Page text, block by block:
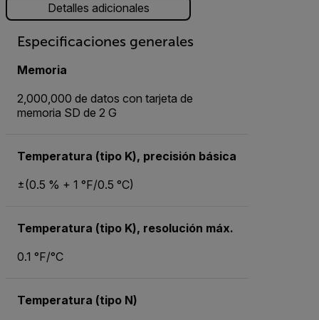
Detalles adicionales
Especificaciones generales
Memoria
2,000,000 de datos con tarjeta de
memoria SD de 2 G
Temperatura (tipo K), precisión básica
±(0.5 % + 1 °F/0.5 °C)
Temperatura (tipo K), resolución máx.
0.1 °F/°C
Temperatura (tipo N)